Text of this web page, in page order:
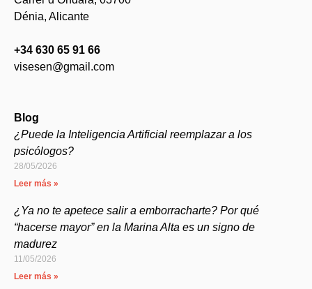
Dénia, Alicante
+34 630 65 91 66
visesen@gmail.com
Blog
¿Puede la Inteligencia Artificial reemplazar a los
psicólogos?
28/05/2026
Leer más »
¿Ya no te apetece salir a emborracharte? Por qué
“hacerse mayor” en la Marina Alta es un signo de
madurez
11/05/2026
Leer más »